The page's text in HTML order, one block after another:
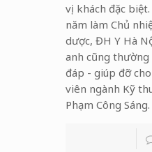
vị khách đặc
năm làm Chủ
dược, ĐH Y Hà
anh cũng
đáp - giúp đỡ
viên ngành Kỹ
Phạm Công Sáng.